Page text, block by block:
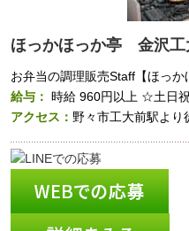
ほっかほっか亭 金沢工
お弁当の調理販売Staff【ほっか
給与： 時給 960円以上 ☆土日
アクセス： 野々市工大前駅より